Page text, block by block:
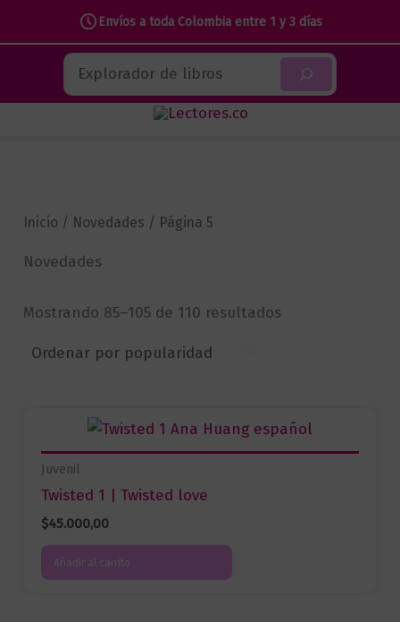
Envíos a toda Colombia entre 1 y 3 días
contenido
Buscar
Inicio / Novedades / Página 5
Novedades
Mostrando 85–105 de 110 resultadosSorted
Juvenil
Twisted 1 | Twisted love
$45.000,00
Añadir al carrito